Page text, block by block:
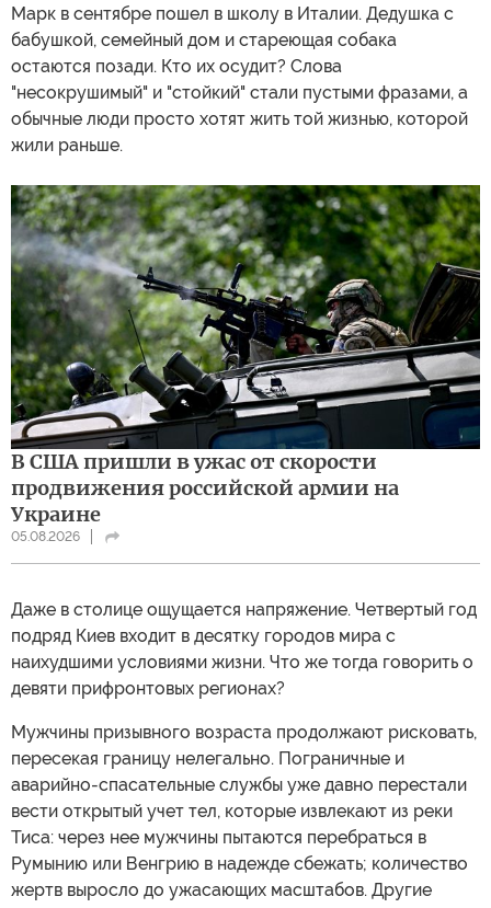
Марк в сентябре пошел в школу в Италии. Дедушка с
бабушкой, семейный дом и стареющая собака
остаются позади. Кто их осудит? Слова
"несокрушимый" и "стойкий" стали пустыми фразами, а
обычные люди просто хотят жить той жизнью, которой
жили раньше.
В США пришли в ужас от скорости
продвижения российской армии на
Украине
05.08.2026
Даже в столице ощущается напряжение. Четвертый год
подряд Киев входит в десятку городов мира с
наихудшими условиями жизни. Что же тогда говорить о
девяти прифронтовых регионах?
Мужчины призывного возраста продолжают рисковать,
пересекая границу нелегально. Пограничные и
аварийно-спасательные службы уже давно перестали
вести открытый учет тел, которые извлекают из реки
Тиса: через нее мужчины пытаются перебраться в
Румынию или Венгрию в надежде сбежать; количество
жертв выросло до ужасающих масштабов. Другие